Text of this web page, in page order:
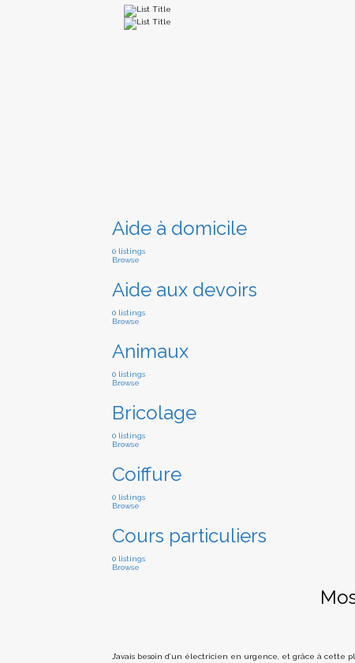
Aide à domicile
0 listings
Browse
Aide aux devoirs
0 listings
Browse
Animaux
0 listings
Browse
Bricolage
0 listings
Browse
Coiffure
0 listings
Browse
Cours particuliers
0 listings
Browse
J’avais besoin d’un électricien en urgence, et grâce à cette